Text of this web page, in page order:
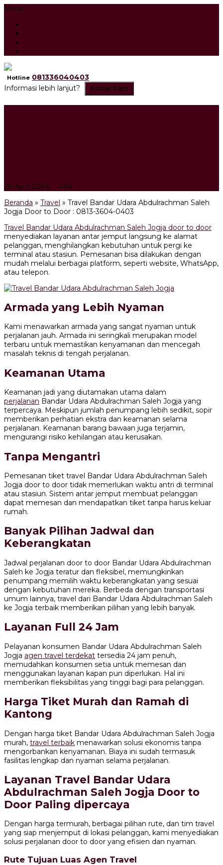
Menu
Hotline 081336040403
Informasi lebih lanjut?
Kontak Kami
28 April 2024 141x
Beranda » Travel » Travel Bandar Udara Abdulrachman Saleh
Jogja Door to Door : 0813-3604-0403
Travel Bandar Udara Abdulrachman Saleh Jogja door to door
menyediakan layanan antar jemput langsung ke alamat
pelanggan, menghilangkan kebutuhan untuk pergi ke
terminal atau stasiun. Pemesanan bisa dilakukan dengan
mudah melalui berbagai platform, seperti website, WhatsApp,
atau telepon.
Armada yang Lebih Nyaman
Kami menawarkan armada yang sangat nyaman untuk
perjalanan jauh. Armada ini seringkali merupakan model
terbaru untuk memastikan kenyamanan dan mencegah
masalah teknis di tengah perjalanan.
Keamanan Utama
Keamanan jadi yang diutamakan utama dalam
perjalanan Bandar Udara Abdulrachman Saleh Jogja yang
terpercaya. Meskipun jumlah penumpang lebih sedikit, sopir
memberikan perhatian ekstra dan keamanan selama
perjalanan. Keamanan barang bawaan juga terjamin,
mengurangi risiko kehilangan atau kerusakan.
Tanpa Mengantri
Pemesanan tiket travel Bandar Udara Abdulrachman Saleh
Jogja door to door tidak memerlukan waktu antri di terminal
atau stasiun. Sistem antar jemput membuat pelanggan
dapat memesan dan mendapatkan tiket tanpa harus keluar
rumah.
Banyak Pilihan Jadwal dan
Keberangkatan
Jadwal perjalanan door to door Bandar Udara Abdulrachman
Saleh ke Jogja teratur dan fleksibel, memungkinkan
penumpang memilih waktu keberangkatan yang sesuai
dengan kebutuhan mereka. Berbeda dengan transportasi
umum lainnya, travel dari Bandar Udara Abdulrachman Saleh
ke Jogja terbaik memberikan pilihan yang lebih banyak.
Layanan Full 24 Jam
Pelayanan konsumen Bandar Udara Abdulrachman Saleh
Jogja agen travel terdekat tersedia 24 jam penuh,
memudahkan konsumen setia untuk memesan dan
menggunakan layanan kapan pun diperlukan. Hal ini
memberikan fleksibilitas yang tinggi bagi para pelanggan.
Harga Tiket Murah dan Ramah di
Kantong
Dengan harga tiket Bandar Udara Abdulrachman Saleh Jogja
murah, travel terbaik menawarkan solusi ekonomis tanpa
mengorbankan kenyamanan. Biaya ini sudah termasuk
fasilitas lengkap dan nyaman selama perjalanan.
Layanan Travel Bandar Udara
Abdulrachman Saleh Jogja Door to
Door Paling dipercaya
Dengan harga termurah, berbagai pilihan rute, dan tim travel
yang siap menjemput di lokasi pelanggan, kami menyediakan
solusi perjalanan door to door yang efisien dan nyaman.
Rute Tujuan Luas Agen Travel